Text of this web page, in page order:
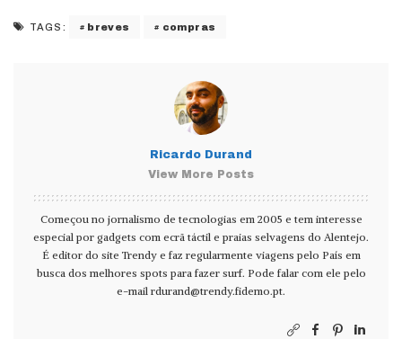
TAGS: breves compras
Ricardo Durand
View More Posts
Começou no jornalismo de tecnologias em 2005 e tem interesse
especial por gadgets com ecrã táctil e praias selvagens do Alentejo.
É editor do site Trendy e faz regularmente viagens pelo País em
busca dos melhores spots para fazer surf. Pode falar com ele pelo
e-mail rdurand@trendy.fidemo.pt.